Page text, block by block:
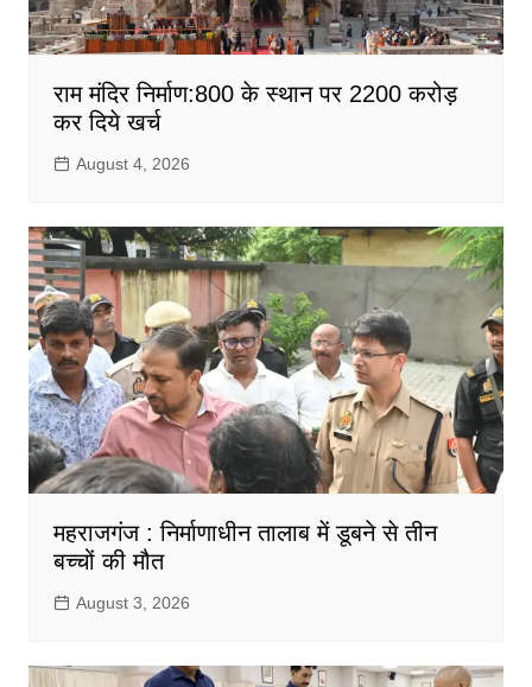
राम मंदिर निर्माण:800 के स्थान पर 2200 करोड़
कर दिये खर्च
August 4, 2026
महराजगंज : निर्माणाधीन तालाब में डूबने से तीन
बच्चों की मौत
August 3, 2026